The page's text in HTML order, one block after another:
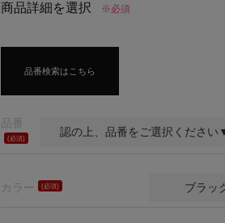
商品詳細を選択 ※必須
品番検索はこちら
品番
カラー